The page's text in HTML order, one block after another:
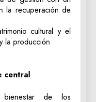
la recuperación de
cultural y el
la producción
central
de los